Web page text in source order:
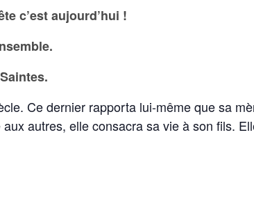
c’est aujourd’hui !
Ce dernier rapporta lui-même que sa
autres, elle consacra sa vie à son fils.